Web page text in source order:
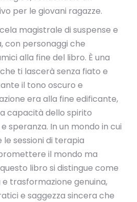
per le giovani ragazze.
magistrale di suspense e
con personaggi che
alla fine del libro. È una
ti lascerà senza fiato e
il tono oscuro e
era alla fine edificante,
capacità dello spirito
speranza. In un mondo in cui
sessioni di terapia
il mondo ma
libro si distingue come
trasformazione genuina,
e saggezza sincera che